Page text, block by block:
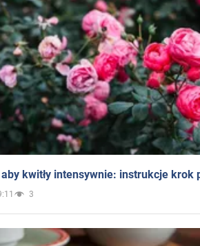
kwitły intensywnie: instrukcje krok
3